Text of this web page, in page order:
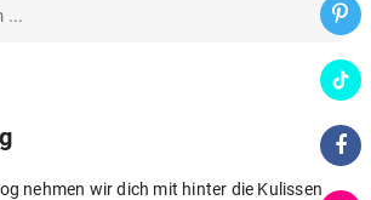
nehmen wir dich mit hinter die Kulissen